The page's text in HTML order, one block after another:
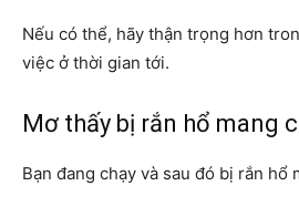
Nếu có thể, hãy thận trọng hơn
việc ở thời gian tới.
Mơ thấy bị rắn hổ mang
Bạn đang chạy và sau đó bị rắn hổ